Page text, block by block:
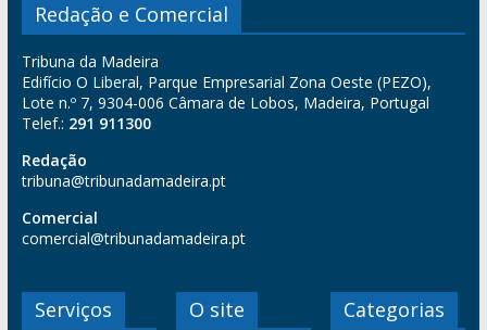
Redação e Comercial
Tribuna da Madeira
Edifício O Liberal, Parque Empresarial Zona Oeste (PEZO),
Lote n.º 7, 9304-006 Câmara de Lobos, Madeira, Portugal
Telef.: 291 911300
Redação
tribuna@tribunadamadeira.pt
Comercial
comercial@tribunadamadeira.pt
Serviços O site Categorias